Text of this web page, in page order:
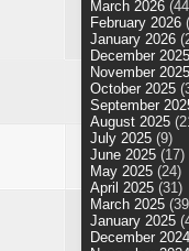
March 2026
February 2026
January 2026
December 2025
November 2025
October 2025
September
August 2025
July 2025 (9)
June 2025 (17)
May 2025 (24)
April 2025 (31)
March 2025
January 2025
December 2024